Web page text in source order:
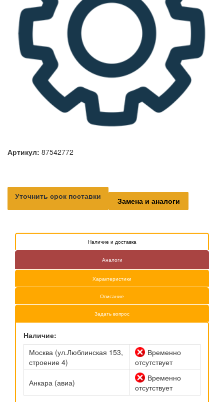
Артикул: 87542772
Уточнить срок поставки Замена и аналоги
Наличие и доставка
Аналоги
Характеристики
Описание
Задать вопрос
Наличие:
Москва (ул.Люблинская 153,
строение 4)
Временно
отсутствует
Анкара (авиа)
Временно
отсутствует